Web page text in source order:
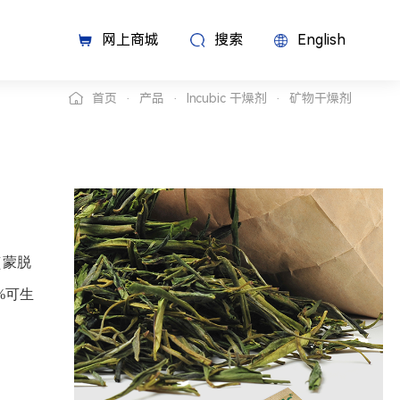
网上商城 搜索 English
首页 产品 Incubic 干燥剂 矿物干燥剂
脱
可生